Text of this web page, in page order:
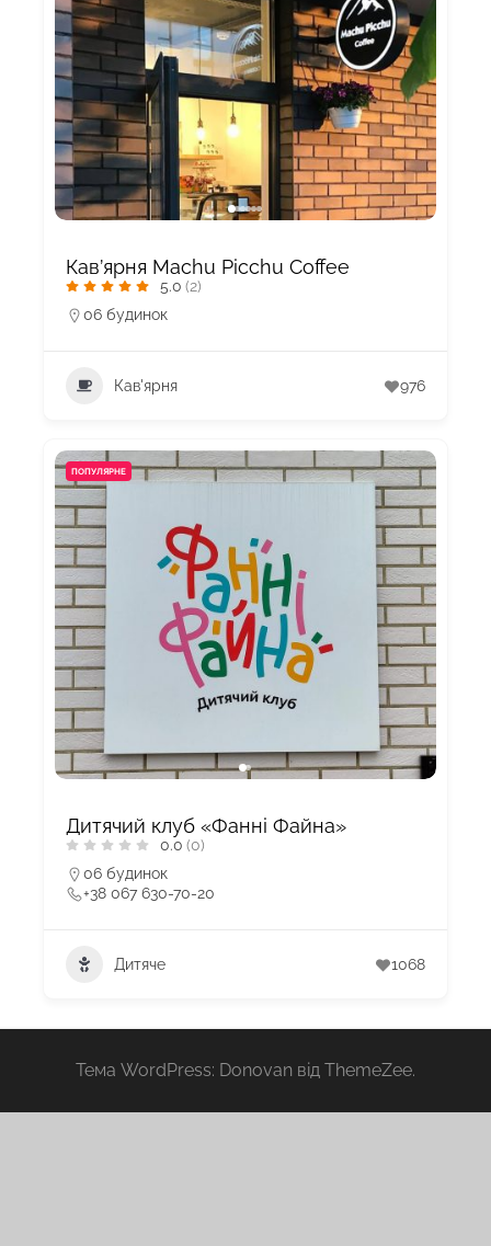
Кав’ярня Machu Picchu Coffee
5.0 (2)
06 будинок
Кав'ярня 976
ПОПУЛЯРНЕ
Дитячий клуб «Фанні Файна»
0.0 (0)
06 будинок
+38 067 630-70-20
Дитяче 1068
Тема WordPress: Donovan від ThemeZee.